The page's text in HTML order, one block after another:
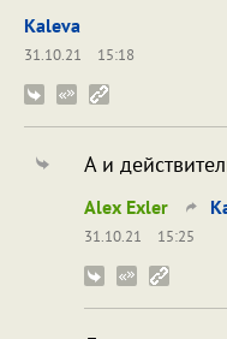
Kaleva
31.10.21
15:18
А и
Alex Exler
31.10.21
15:25